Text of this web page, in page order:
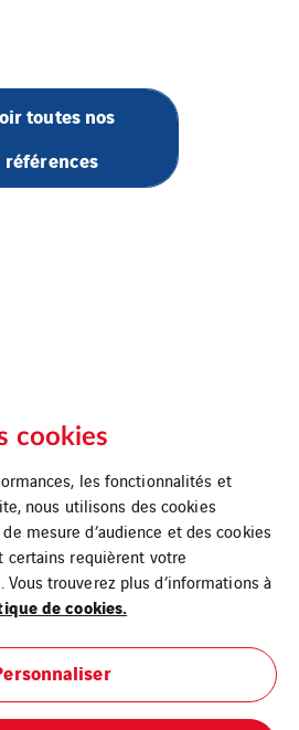
toutes nos
références
cookies
les fonctionnalités et
nous utilisons des cookies
mesure d’audience et des cookies
certains requièrent votre
trouverez plus d’informations à
de cookies.